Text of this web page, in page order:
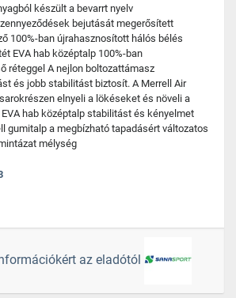
készült a bevarrt nyelv
bejutását megerősített
100%-ban újrahasznosított hálós bélés
EVA hab középtalp 100%-ban
réteggel A nejlon boltozattámasz
és jobb stabilitást biztosít. A Merrell Air
elnyeli a lökéseket és növeli a
hab középtalp stabilitást és kényelmet
gumitalp a megbízható tapadásért változatos
mélység
az eladótól